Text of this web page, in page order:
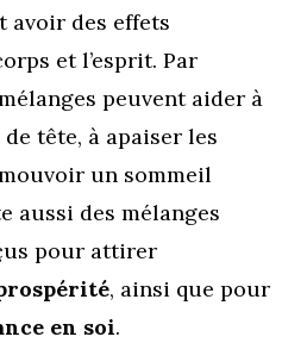
avoir des effets
et l’esprit. Par
peuvent aider à
tête, à apaiser les
un sommeil
aussi des mélanges
pour attirer
, ainsi que pour
en soi.